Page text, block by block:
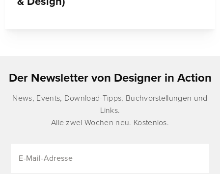
Der Newsletter von Designer in Action
News, Events, Download-Tipps, Buchvorstellungen und
Links.
Alle zwei Wochen neu. Kostenlos.